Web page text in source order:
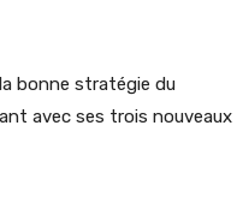
bonne stratégie du
avec ses trois nouveaux